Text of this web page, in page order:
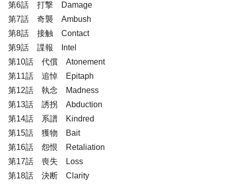
第6話 打撃 Damage
第7話 奇襲 Ambush
第8話 接触 Contact
第9話 諜報 Intel
第10話 代償 Atonement
第11話 追悼 Epitaph
第12話 執念 Madness
第13話 誘拐 Abduction
第14話 系譜 Kindred
第15話 獲物 Bait
第16話 怨恨 Retaliation
第17話 喪失 Loss
第18話 決断 Clarity